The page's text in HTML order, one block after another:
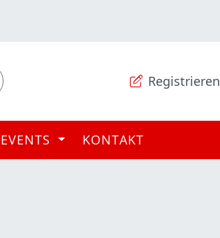
Registrieren
EVENTS KONTAKT